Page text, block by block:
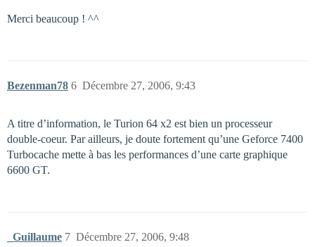
Merci beaucoup ! ^^
Bezenman78 Décembre 27, 2006, 9:43
6
A titre d’information, le Turion 64 x2 est bien un processeur
double-coeur. Par ailleurs, je doute fortement qu’une Geforce 7400
Turbocache mette à bas les performances d’une carte graphique
6600 GT.
_Guillaume Décembre 27, 2006, 9:48
7